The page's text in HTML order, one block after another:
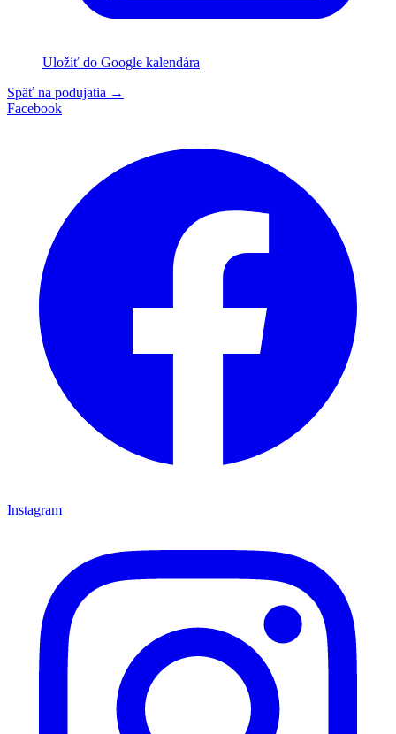
Uložiť do Google kalendára
Späť na podujatia →
Facebook
Instagram